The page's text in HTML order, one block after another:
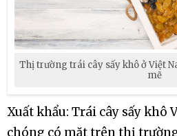
Thị trường trái cây sấy khô ở Việt
mẽ
Xuất khẩu: Trái cây sấy khô
chóng có mặt trên thị